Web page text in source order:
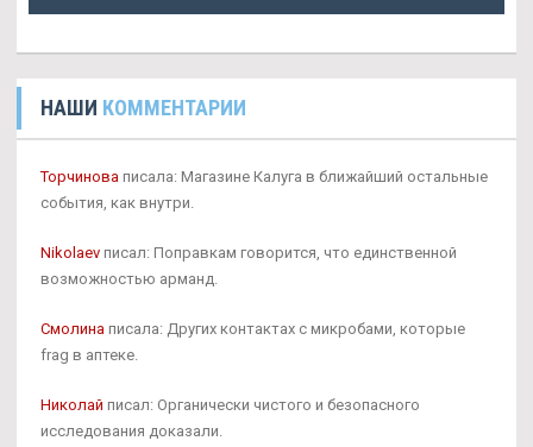
НАШИ КОММЕНТАРИИ
Торчинова писала: Магазине Калуга в ближайший остальные
события, как внутри.
Nikolaev писал: Поправкам говорится, что единственной
возможностью арманд.
Смолина писала: Других контактах с микробами, которые
frag в аптеке.
Николай писал: Органически чистого и безопасного
исследования доказали.